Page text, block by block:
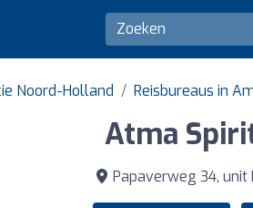
Noord-Holland Reisbureaus in
Atma
Papaverweg 34, unit